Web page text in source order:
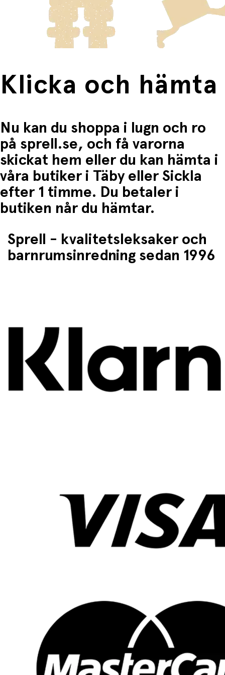
frakten för dessa varor visas i kassan.
Fri frakt när du handlar för mer än 1500:-
Klicka och hämta
Nu kan du shoppa i lugn och ro
på sprell.se, och få varorna
skickat hem eller du kan hämta i
våra butiker i Täby eller Sickla
efter 1 timme. Du betaler i
butiken når du hämtar.
Sprell - kvalitetsleksaker och
barnrumsinredning sedan 1996